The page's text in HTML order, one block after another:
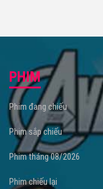
PHIM
Phim đang chiếu
Phim sắp chiếu
Phim tháng 08/2026
Phim chiếu lại